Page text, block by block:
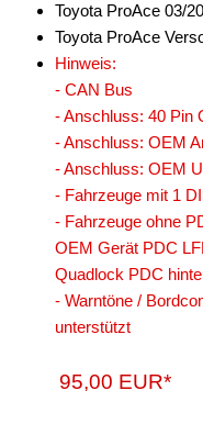
Toyota ProAce 03/
Toyota ProAce
Hinweis:
- CAN Bus
- Anschluss: 40 Pin
- Anschluss: OEM
- Anschluss: OEM
- Fahrzeuge mit 1
- Fahrzeuge ohne
OEM Gerät PDC
Quadlock PDC
- Warntöne /
unterstützt
95,00 EUR*